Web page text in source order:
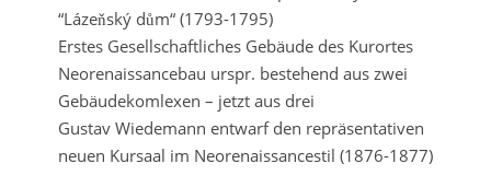
“Lázeňský dům“ (1793-1795)
Erstes Gesellschaftliches Gebäude des Kurortes
Neorenaissancebau urspr. bestehend aus zwei
Gebäudekomlexen – jetzt aus drei
Gustav Wiedemann entwarf den repräsentativen
neuen Kursaal im Neorenaissancestil (1876-1877)